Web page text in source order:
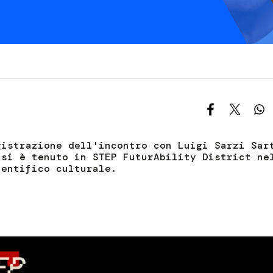
dell'incontro con Luigi Sarzi
è tenuto in STEP FuturAbility District
culturale.